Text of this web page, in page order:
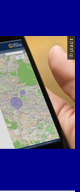
© placit